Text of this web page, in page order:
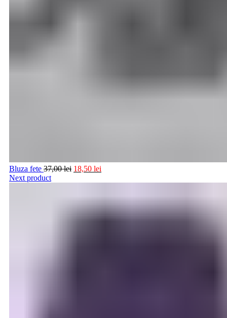
Bluza fete 37,00lei 18,50 lei
Next product